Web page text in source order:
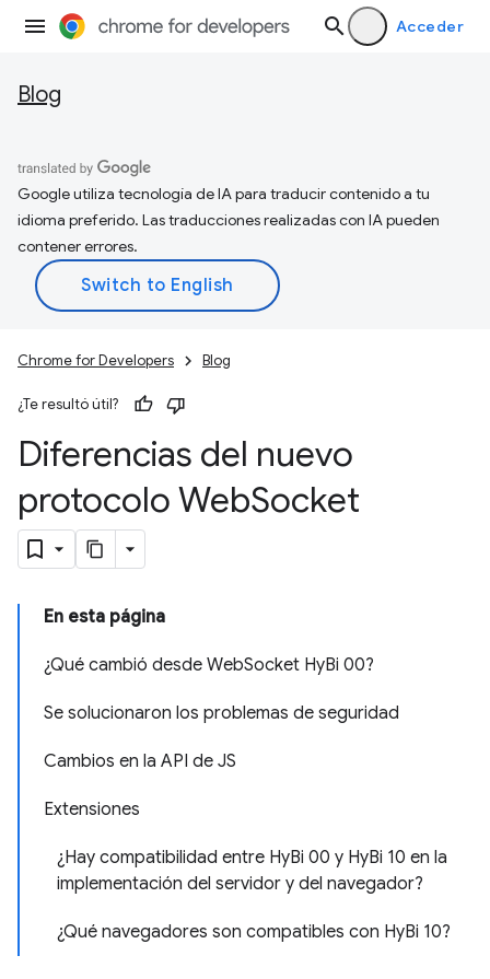
Acceder
Blog
Google utiliza tecnología de IA para traducir contenido a tu
idioma preferido. Las traducciones realizadas con IA pueden
contener errores.
Chrome for Developers Blog
¿Te resultó útil?
Diferencias del nuevo
protocolo WebSocket
En esta página
¿Qué cambió desde WebSocket HyBi 00?
Se solucionaron los problemas de seguridad
Cambios en la API de JS
Extensiones
¿Hay compatibilidad entre HyBi 00 y HyBi 10 en la
implementación del servidor y del navegador?
¿Qué navegadores son compatibles con HyBi 10?